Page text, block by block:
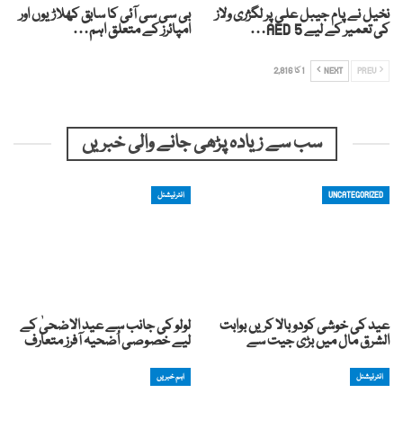
نخیل نے پام جیبل علی پر لگژری ولاز
کی تعمیر کے لیے AED 5…
بی سی سی آئی کا سابق کھلاڑیوں اور
امپائرز کے متعلق اہم…
NEXT 1 کا 2,816
سب سے زیادہ پڑھی جانے والی خبریں
UNCATEGORIZED
عید کی خوشی کودوبالا کریں بوابت
الشرق مال میں بڑی جیت سے
انٹرنیشنل
لولو کی جانب سے عید الاضحیٰ کے
لیے خصوصی اُضحیہ آفرز متعارف
انٹرنیشنل اہم خبریں